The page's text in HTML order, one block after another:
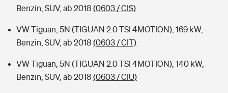
Benzin, SUV, ab 2018 (0603 / CIS)
VW Tiguan, 5N (TIGUAN 2.0 TSI 4MOTION), 169 kW,
Benzin, SUV, ab 2018 (0603 / CIT)
VW Tiguan, 5N (TIGUAN 2.0 TSI 4MOTION), 140 kW,
Benzin, SUV, ab 2018 (0603 / CIU)